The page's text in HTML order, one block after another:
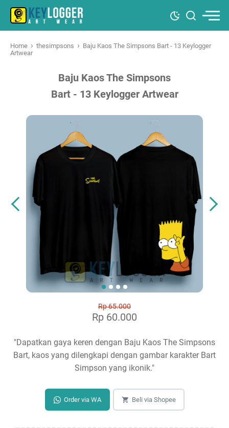
Home › thesimpsons › Baju Kaos The Simpsons Bart - 13 Keylogger
Artwear
Baju Kaos The Simpsons
Bart - 13 Keylogger Artwear
Rp 65.000
Rp 60.000
"Dapatkan gaya keren dengan Baju Kaos The Simpsons
Bart, kaos yang dilengkapi dengan gambar karakter Bart
Simpson yang ikonik."
Order via WA Beli via Shopee